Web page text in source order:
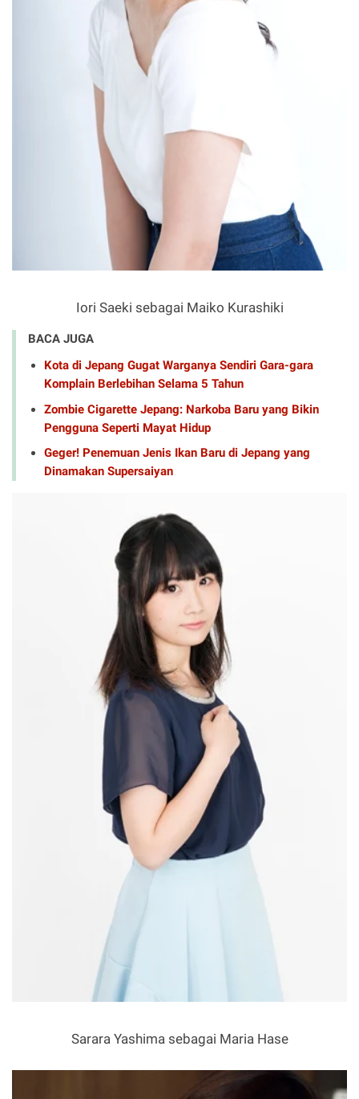
Iori Saeki sebagai Maiko Kurashiki
BACA JUGA
Kota di Jepang Gugat Warganya Sendiri Gara-gara
Komplain Berlebihan Selama 5 Tahun
Zombie Cigarette Jepang: Narkoba Baru yang Bikin
Pengguna Seperti Mayat Hidup
Geger! Penemuan Jenis Ikan Baru di Jepang yang
Dinamakan Supersaiyan
Sarara Yashima sebagai Maria Hase